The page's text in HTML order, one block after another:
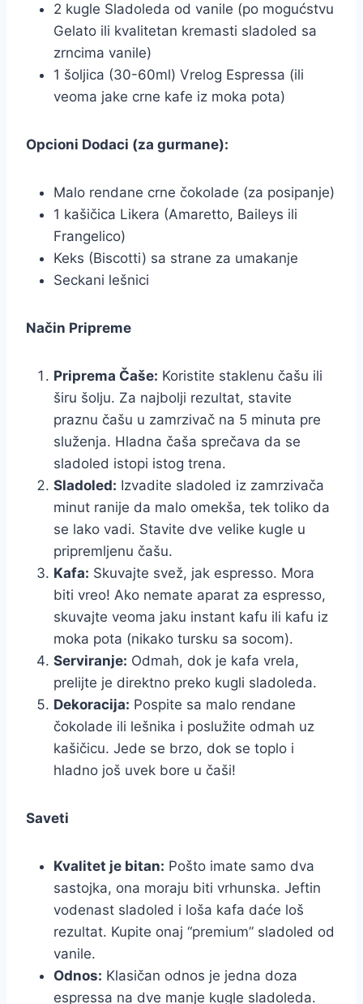
2 kugle Sladoleda od vanile (po mogućstvu
Gelato ili kvalitetan kremasti sladoled sa
zrncima vanile)
1 šoljica (30-60ml) Vrelog Espressa (ili
veoma jake crne kafe iz moka pota)
Opcioni Dodaci (za gurmane):
Malo rendane crne čokolade (za posipanje)
1 kašičica Likera (Amaretto, Baileys ili
Frangelico)
Keks (Biscotti) sa strane za umakanje
Seckani lešnici
Način Pripreme
Priprema Čaše: Koristite staklenu čašu ili
širu šolju. Za najbolji rezultat, stavite
praznu čašu u zamrzivač na 5 minuta pre
služenja. Hladna čaša sprečava da se
sladoled istopi istog trena.
Sladoled: Izvadite sladoled iz zamrzivača
minut ranije da malo omekša, tek toliko da
se lako vadi. Stavite dve velike kugle u
pripremljenu čašu.
Kafa: Skuvajte svež, jak espresso. Mora
biti vreo! Ako nemate aparat za espresso,
skuvajte veoma jaku instant kafu ili kafu iz
moka pota (nikako tursku sa socom).
Serviranje: Odmah, dok je kafa vrela,
prelijte je direktno preko kugli sladoleda.
Dekoracija: Pospite sa malo rendane
čokolade ili lešnika i poslužite odmah uz
kašičicu. Jede se brzo, dok se toplo i
hladno još uvek bore u čaši!
Saveti
Kvalitet je bitan: Pošto imate samo dva
sastojka, ona moraju biti vrhunska. Jeftin
vodenast sladoled i loša kafa daće loš
rezultat. Kupite onaj “premium” sladoled od
vanile.
Odnos: Klasičan odnos je jedna doza
espressa na dve manje kugle sladoleda.